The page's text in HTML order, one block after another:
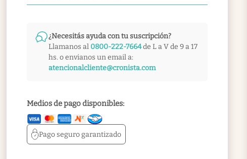
¿Necesitás ayuda con tu suscripción?
Llamanos al 0800-222-7664de L a V de 9 a 17
hs. o envianos un email a:
atencionalcliente@cronista.com
Medios de pago disponibles:
Pago segurogarantizado